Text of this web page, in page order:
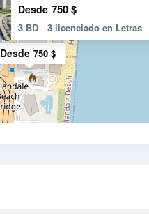
Desde 750 $
Desde 750 $
3 BD 3 licenciado en Letras